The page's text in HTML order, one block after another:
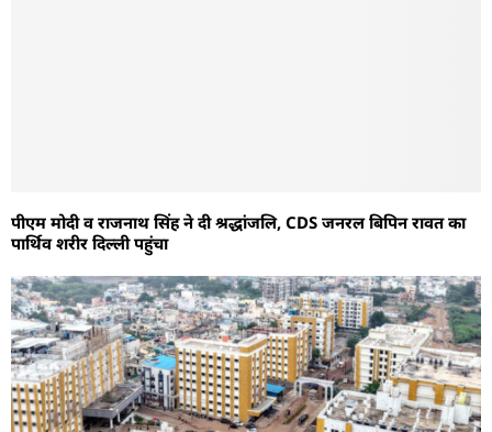
पीएम मोदी व राजनाथ सिंह ने दी श्रद्धांजलि, CDS जनरल बिपिन रावत का
पार्थिव शरीर दिल्‍ली पहुंचा